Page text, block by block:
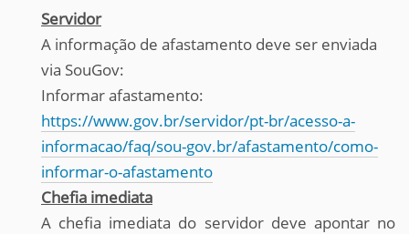
Servidor
A informação de afastamento deve ser enviada
via SouGov:
Informar afastamento:
https://www.gov.br/servidor/pt-br/acesso-a-
informacao/faq/sou-gov.br/afastamento/como-
informar-o-afastamento
Chefia imediata
A chefia imediata do servidor deve apontar no